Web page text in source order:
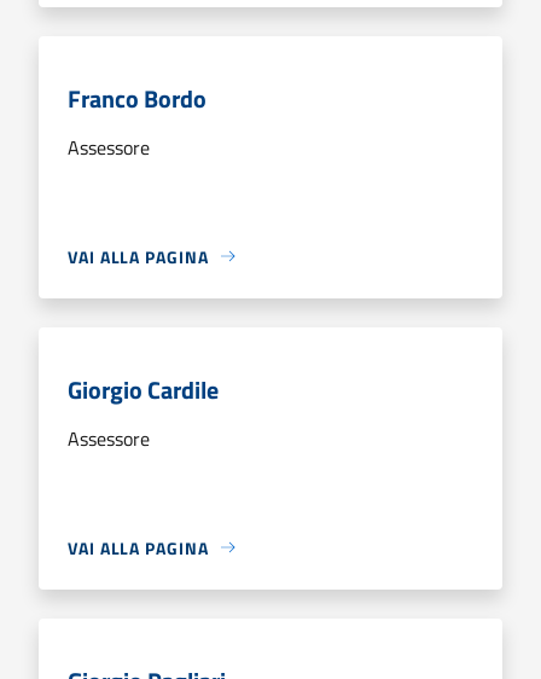
Franco Bordo
Assessore
VAI ALLA PAGINA
Giorgio Cardile
Assessore
VAI ALLA PAGINA